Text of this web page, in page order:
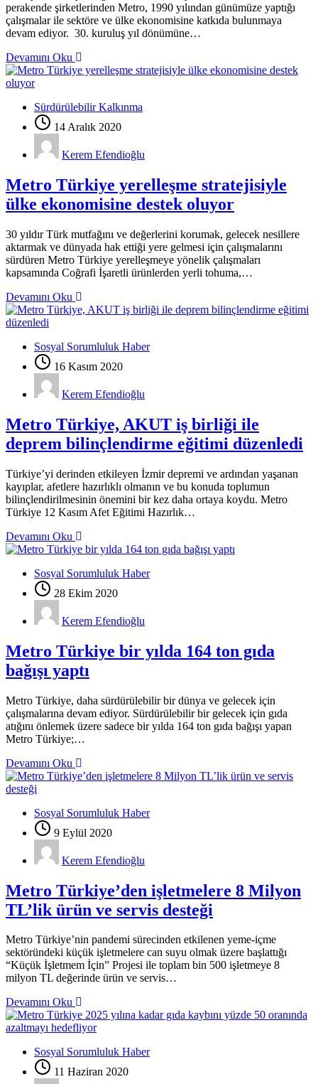
perakende şirketlerinden Metro, 1990 yılından günümüze yaptığı
çalışmalar ile sektöre ve ülke ekonomisine katkıda bulunmaya
devam ediyor. 30. kuruluş yıl dönümüne…
Devamını Oku
Sürdürülebilir Kalkınma
14 Aralık 2020
Kerem Efendioğlu
Metro Türkiye yerelleşme stratejisiyle
ülke ekonomisine destek oluyor
30 yıldır Türk mutfağını ve değerlerini korumak, gelecek nesillere
aktarmak ve dünyada hak ettiği yere gelmesi için çalışmalarını
sürdüren Metro Türkiye yerelleşmeye yönelik çalışmaları
kapsamında Coğrafi İşaretli ürünlerden yerli tohuma,…
Devamını Oku
Sosyal Sorumluluk Haber
16 Kasım 2020
Kerem Efendioğlu
Metro Türkiye, AKUT iş birliği ile
deprem bilinçlendirme eğitimi düzenledi
Türkiye’yi derinden etkileyen İzmir depremi ve ardından yaşanan
kayıplar, afetlere hazırlıklı olmanın ve bu konuda toplumun
bilinçlendirilmesinin önemini bir kez daha ortaya koydu. Metro
Türkiye 12 Kasım Afet Eğitimi Hazırlık…
Devamını Oku
Sosyal Sorumluluk Haber
28 Ekim 2020
Kerem Efendioğlu
Metro Türkiye bir yılda 164 ton gıda
bağışı yaptı
Metro Türkiye, daha sürdürülebilir bir dünya ve gelecek için
çalışmalarına devam ediyor. Sürdürülebilir bir gelecek için gıda
atığını önlemek üzere sadece bir yılda 164 ton gıda bağışı yapan
Metro Türkiye;…
Devamını Oku
Sosyal Sorumluluk Haber
9 Eylül 2020
Kerem Efendioğlu
Metro Türkiye’den işletmelere 8 Milyon
TL’lik ürün ve servis desteği
Metro Türkiye’nin pandemi sürecinden etkilenen yeme-içme
sektöründeki küçük işletmelere can suyu olmak üzere başlattığı
“Küçük İşletmem İçin” Projesi ile toplam bin 500 işletmeye 8
milyon TL değerinde ürün ve servis…
Devamını Oku
Sosyal Sorumluluk Haber
11 Haziran 2020